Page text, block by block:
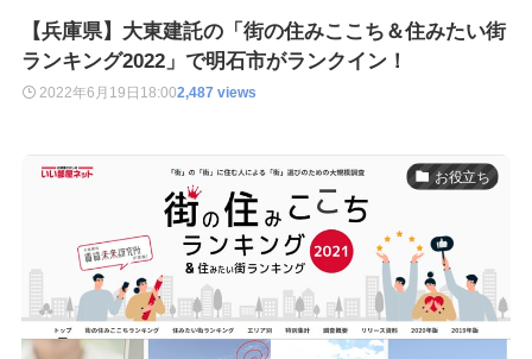
【兵庫県】大東建託の「街の住みここち＆住みたい街
ランキング2022」で明石市がランクイン！
2022年6月19日 18:002,487 views
お役立ち